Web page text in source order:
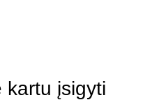
kartu įsigyti